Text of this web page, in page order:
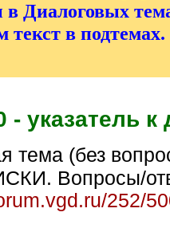
Диалоговых
текст в
- указатель к
Вопросы/
252/